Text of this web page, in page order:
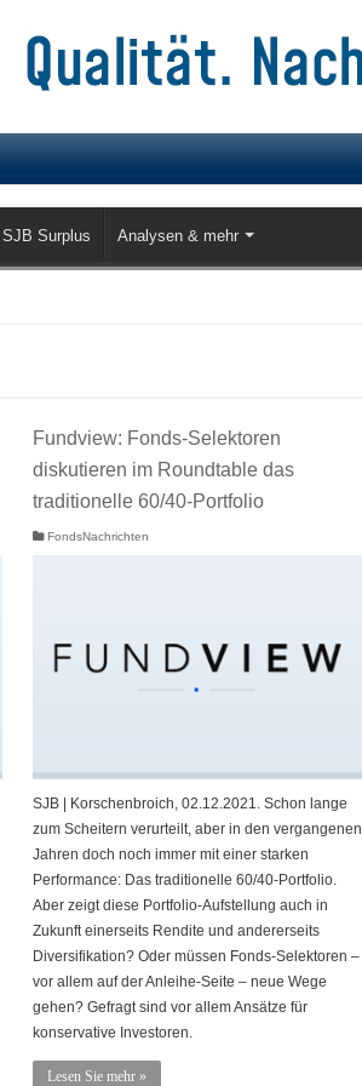
SJB Surplus Analysen & mehr
Fundview: Fonds-Selektoren
diskutieren im Roundtable das
traditionelle 60/40-Portfolio
FondsNachrichten
SJB | Korschenbroich, 02.12.2021. Schon lange
zum Scheitern verurteilt, aber in den vergangenen
Jahren doch noch immer mit einer starken
Performance: Das traditionelle 60/40-Portfolio.
Aber zeigt diese Portfolio-Aufstellung auch in
Zukunft einerseits Rendite und andererseits
Diversifikation? Oder müssen Fonds-Selektoren –
vor allem auf der Anleihe-Seite – neue Wege
gehen? Gefragt sind vor allem Ansätze für
konservative Investoren.
Lesen Sie mehr »